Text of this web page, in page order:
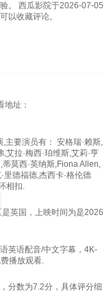
。 西瓜影院于2026-07-05
以收藏评论。
地址：
主要演员有： 安格瑞·赖斯,
艾拉·梅西·珀维斯,艾莉·亨
蒂莫西·英纳斯,Fiona Allen,
里德福德,杰西卡·格伦德
相扣.
英国，上映时间为是2026
英语配音/中文字幕，4K-
播放观看.
分数为7.2分，具体评分细